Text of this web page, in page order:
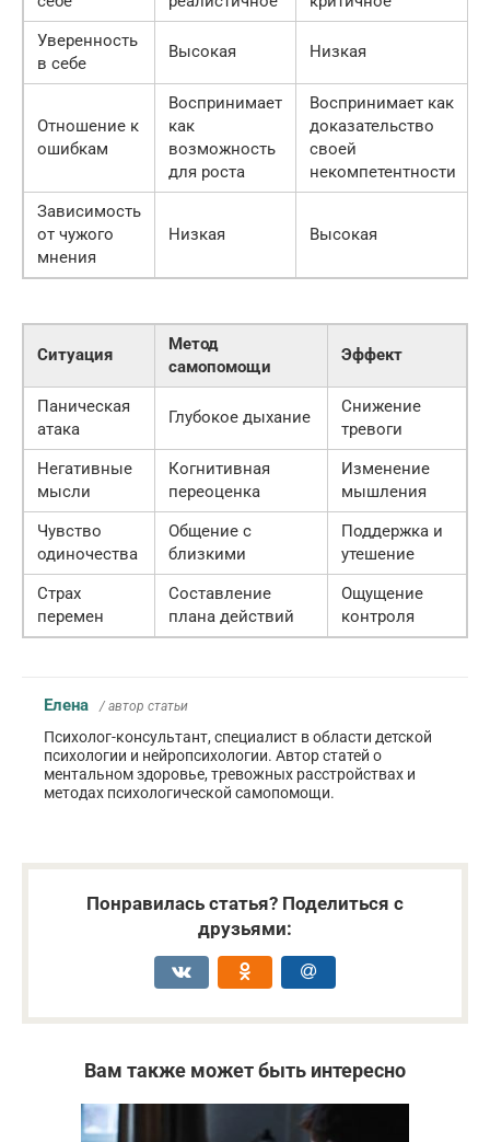
Уверенность
в себе
Высокая Низкая
Отношение к
ошибкам
Воспринимает
как
возможность
для роста
Воспринимает как
доказательство
своей
некомпетентности
Зависимость
от чужого
мнения
Низкая Высокая
Ситуация
Метод
самопомощи
Эффект
Паническая
атака
Глубокое дыхание
Снижение
тревоги
Негативные
мысли
Когнитивная
переоценка
Изменение
мышления
Чувство
одиночества
Общение с
близкими
Поддержка и
утешение
Страх
перемен
Составление
плана действий
Ощущение
контроля
Елена / автор статьи
Психолог-консультант, специалист в области детской
психологии и нейропсихологии. Автор статей о
ментальном здоровье, тревожных расстройствах и
методах психологической самопомощи.
Понравилась статья? Поделиться с
друзьями:
Вам также может быть интересно